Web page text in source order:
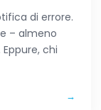
di errore.
– almeno
chi
→